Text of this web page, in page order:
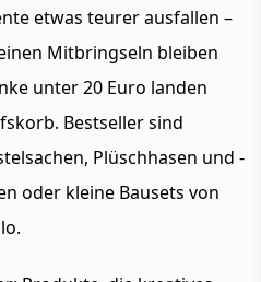
etwas teurer ausfallen –
Mitbringseln bleiben
unter 20 Euro landen
Bestseller sind
Plüschhasen und -
oder kleine Bausets von